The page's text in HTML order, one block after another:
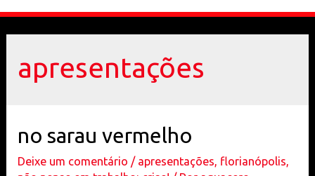
principal
apresentações
no sarau vermelho
Deixe um comentário / apresentações, florianópolis,